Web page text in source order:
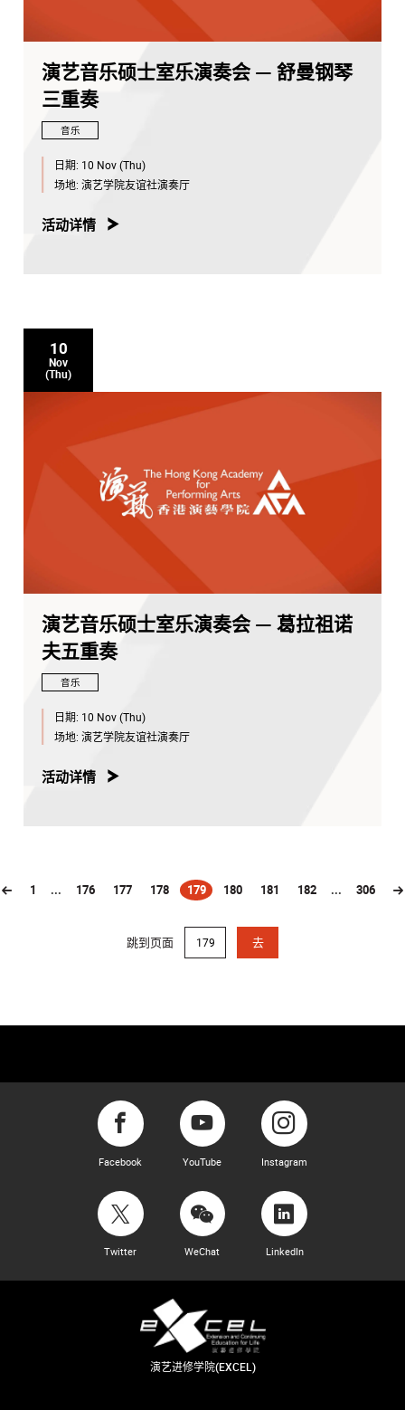
演艺音乐硕士室乐演奏会 — 舒曼钢琴
三重奏
音乐
日期: 10 Nov (Thu)
场地: 演艺学院友谊社演奏厅
活动详情
10
Nov
(Thu)
演艺音乐硕士室乐演奏会 — 葛拉祖诺
夫五重奏
音乐
日期: 10 Nov (Thu)
场地: 演艺学院友谊社演奏厅
活动详情
1 ... 176 177 178 179
(current)180 181 182 ... 306
跳到页面 去
Facebook YouTube Instagram
Twitter WeChat LinkedIn
演艺进修学院(EXCEL)